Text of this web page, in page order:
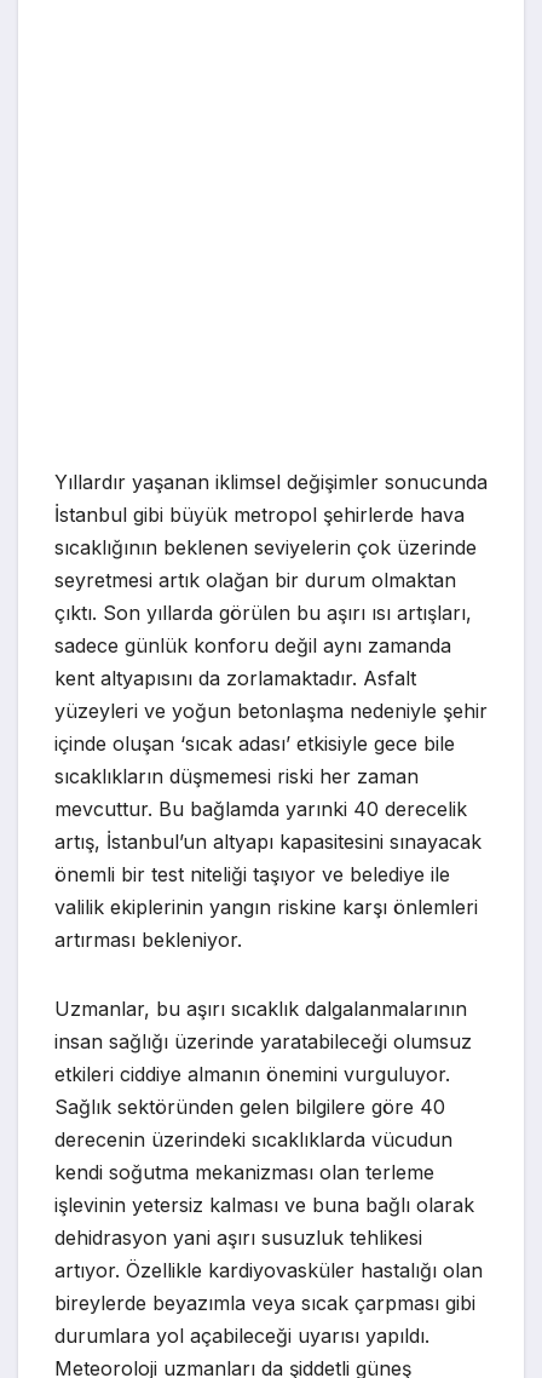
Yıllardır yaşanan iklimsel değişimler sonucunda
İstanbul gibi büyük metropol şehirlerde hava
sıcaklığının beklenen seviyelerin çok üzerinde
seyretmesi artık olağan bir durum olmaktan
çıktı. Son yıllarda görülen bu aşırı ısı artışları,
sadece günlük konforu değil aynı zamanda
kent altyapısını da zorlamaktadır. Asfalt
yüzeyleri ve yoğun betonlaşma nedeniyle şehir
içinde oluşan ‘sıcak adası’ etkisiyle gece bile
sıcaklıkların düşmemesi riski her zaman
mevcuttur. Bu bağlamda yarınki 40 derecelik
artış, İstanbul’un altyapı kapasitesini sınayacak
önemli bir test niteliği taşıyor ve belediye ile
valilik ekiplerinin yangın riskine karşı önlemleri
artırması bekleniyor.
Uzmanlar, bu aşırı sıcaklık dalgalanmalarının
insan sağlığı üzerinde yaratabileceği olumsuz
etkileri ciddiye almanın önemini vurguluyor.
Sağlık sektöründen gelen bilgilere göre 40
derecenin üzerindeki sıcaklıklarda vücudun
kendi soğutma mekanizması olan terleme
işlevinin yetersiz kalması ve buna bağlı olarak
dehidrasyon yani aşırı susuzluk tehlikesi
artıyor. Özellikle kardiyovasküler hastalığı olan
bireylerde beyazımla veya sıcak çarpması gibi
durumlara yol açabileceği uyarısı yapıldı.
Meteoroloji uzmanları da şiddetli güneş